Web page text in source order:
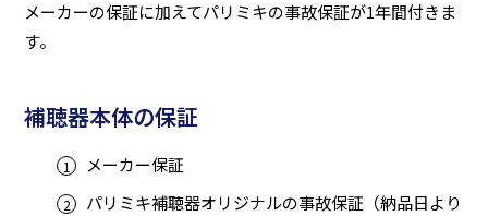
メーカーの保証に加えてパリミキの事故保証が1年間付きま
す。
補聴器本体の保証
メーカー保証
パリミキ補聴器オリジナルの事故保証（納品日より